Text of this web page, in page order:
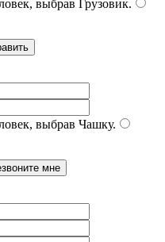
выбрав Грузовик.
выбрав Чашку.